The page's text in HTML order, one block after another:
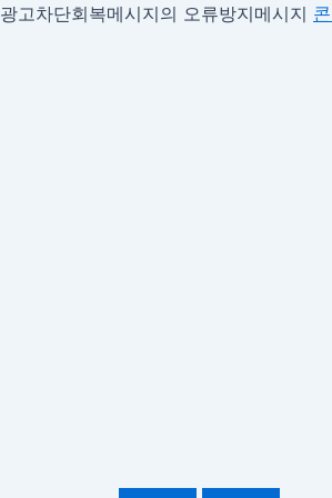
광고차단회복메시지의 오류방지메시지